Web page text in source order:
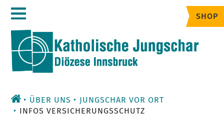
Zum
Inhalt
SHOP
ÜBER UNS
JUNGSCHAR VOR ORT
INFOS VERSICHERUNGSSCHUTZ